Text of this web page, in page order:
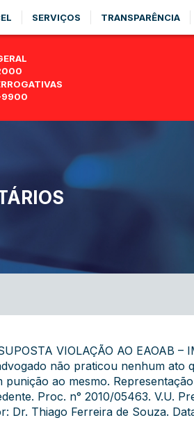
SERVIÇOS TRANSPARÊNCIA
9900
VIOLAÇÃO AO EAOAB –
não praticou nenhum ato
punição ao mesmo.
Proc. n° 2010/05463. V.U.
Dr. Thiago Ferreira de Souza.